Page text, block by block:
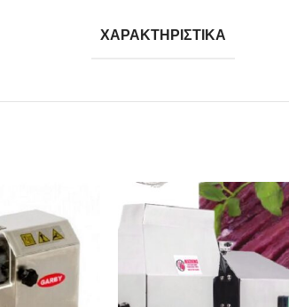
ΧΑΡΑΚΤΗΡΙΣΤΙΚΑ